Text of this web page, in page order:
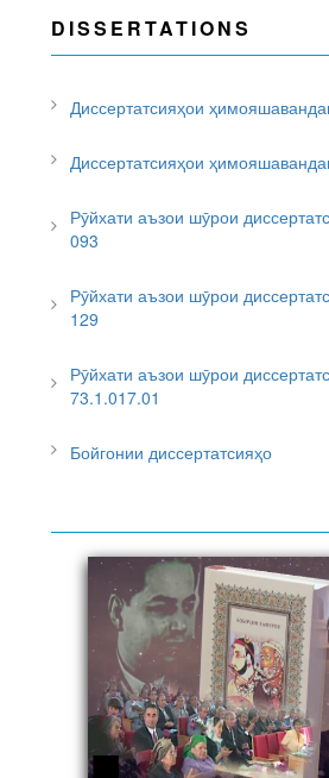
DISSERTATIONS
Диссертатсияҳои
Диссертатсияҳои
Рӯйхати аъзои шӯрои
093
Рӯйхати аъзои шӯрои
129
Рӯйхати аъзои шӯрои
73.1.017.01
Бойгонии диссертатсияҳо